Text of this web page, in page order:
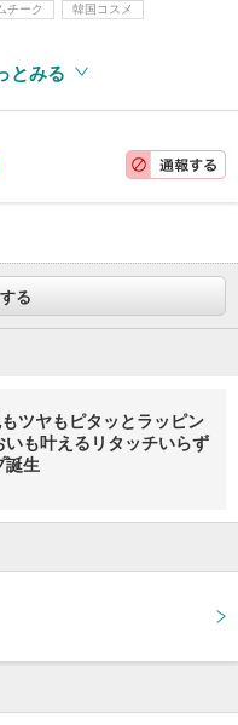
チーク 韓国コスメ
とみる
る
ツヤもピタッとラッピン
いも叶えるリタッチいらず
誕生